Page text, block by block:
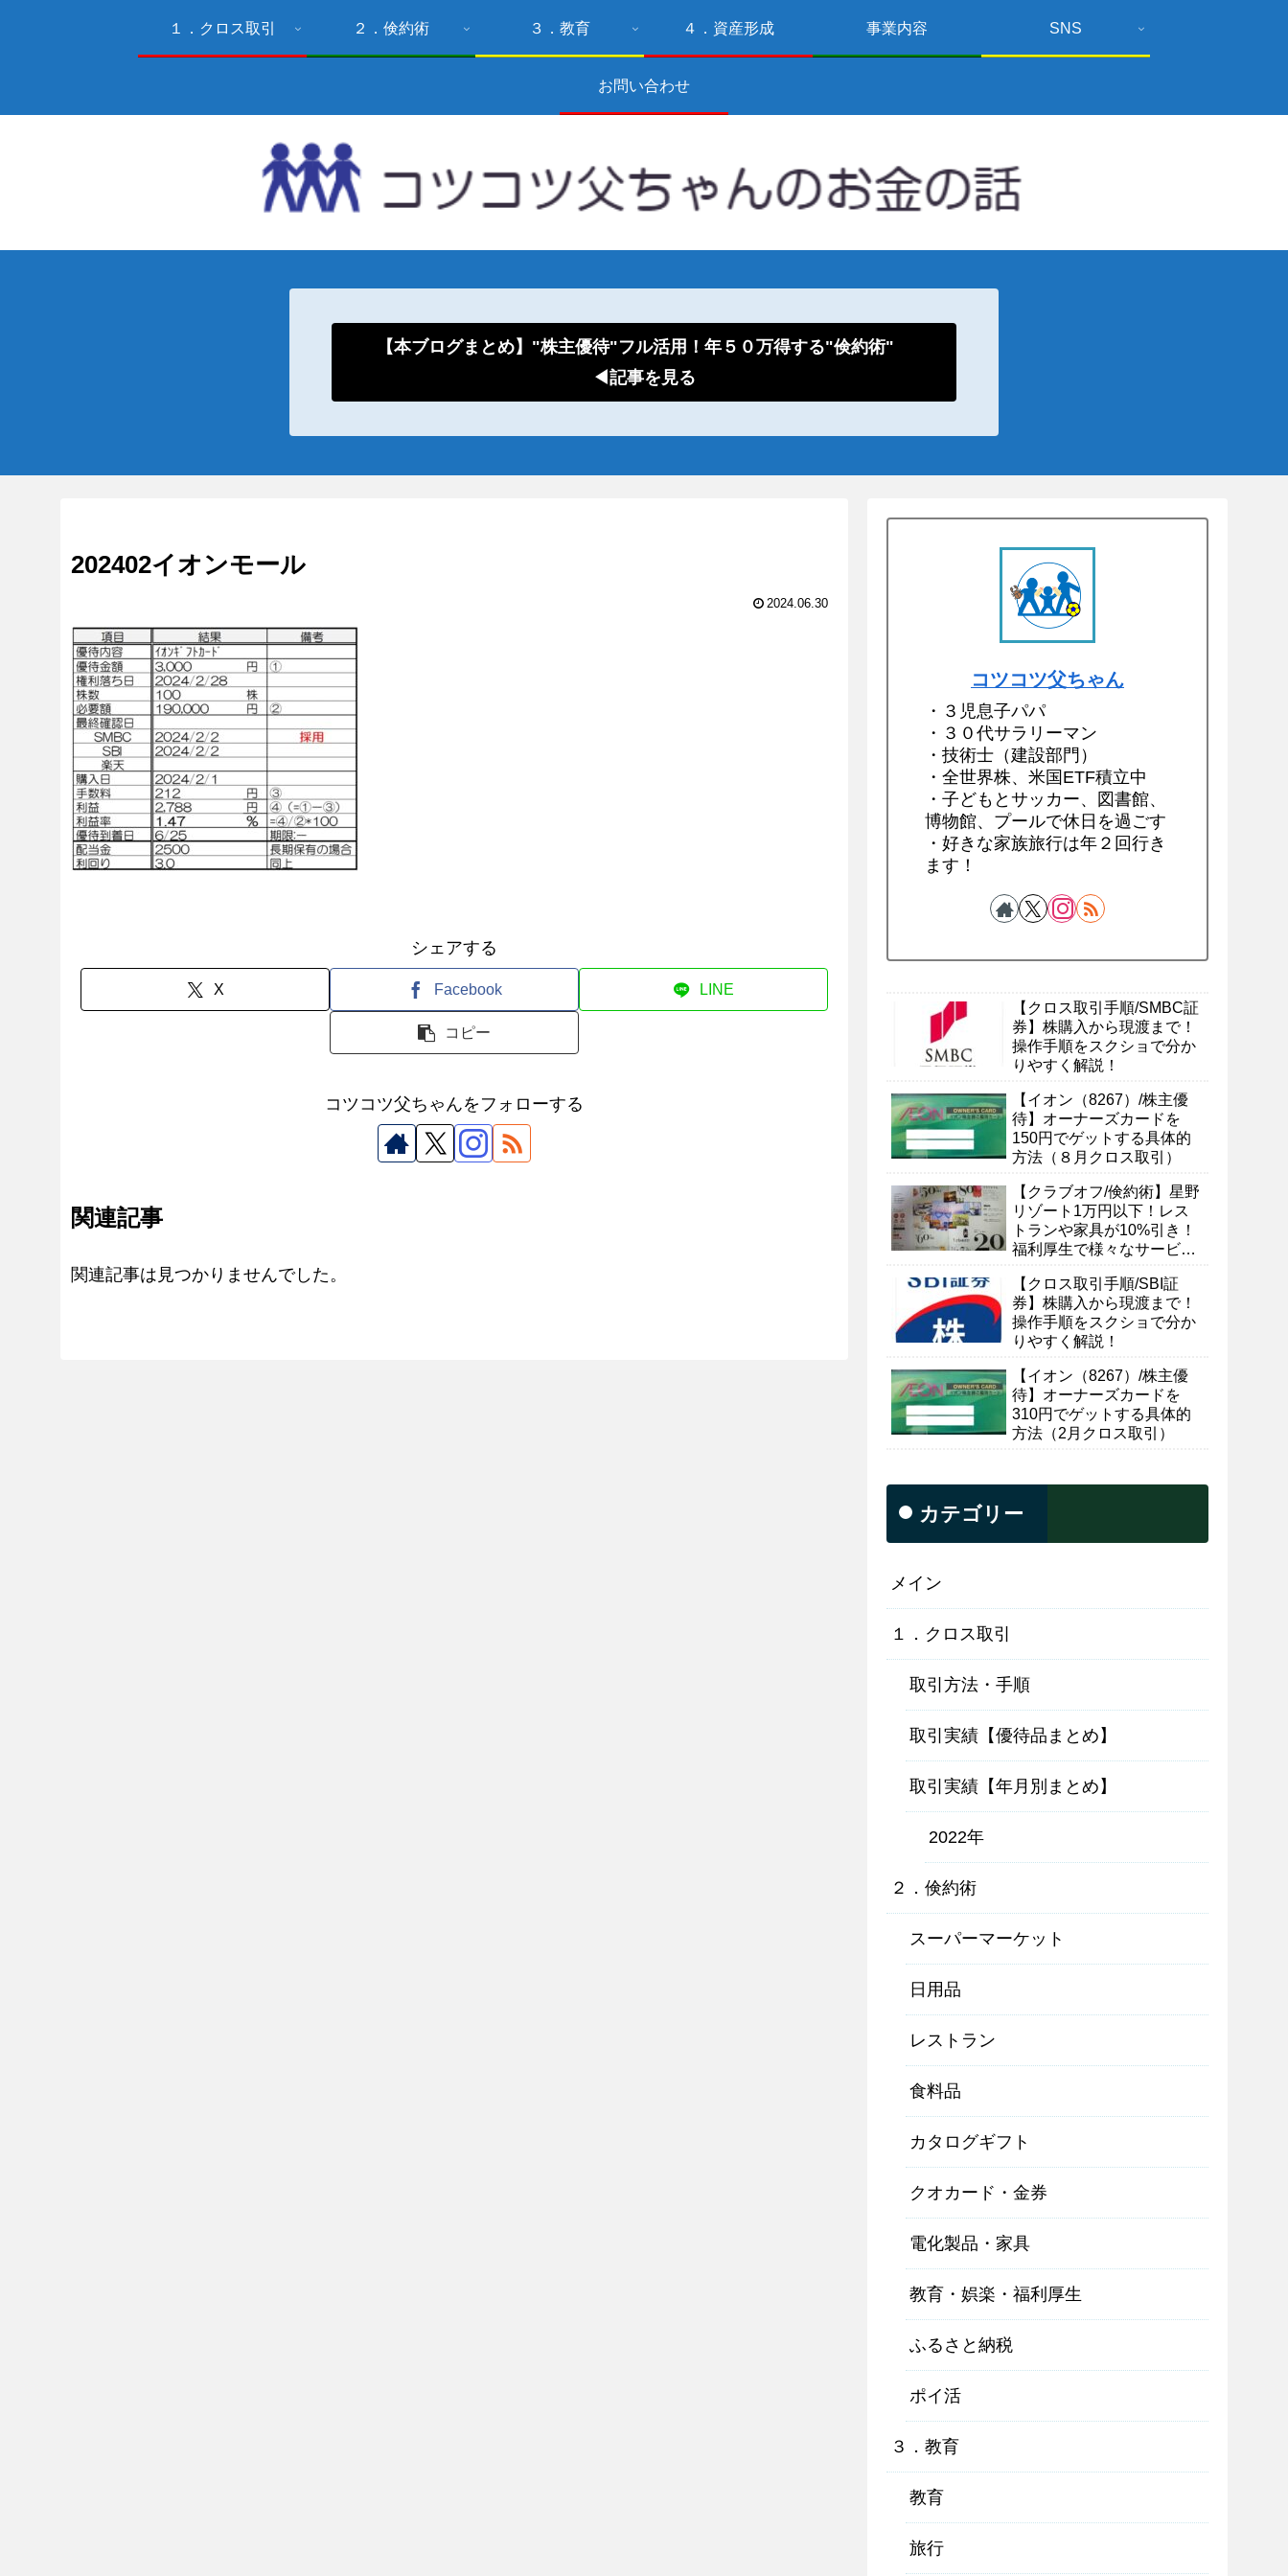
１．クロス取引 ２．倹約術 ３．教育 ４．資産形成 事業内容 SNS
お問い合わせ
【本ブログまとめ】"株主優待"フル活用！年５０万得する"倹約術"
◀記事を見る
202402イオンモール
2024.06.30
シェアする
X Facebook LINE
コピー
コツコツ父ちゃんをフォローする
関連記事
関連記事は見つかりませんでした。
コツコツ父ちゃん
・３児息子パパ
・３０代サラリーマン
・技術士（建設部門）
・全世界株、米国ETF積立中
・子どもとサッカー、図書館、
博物館、プールで休日を過ごす
・好きな家族旅行は年２回行き
ます！
【クロス取引手順/SMBC証
券】株購入から現渡まで！
操作手順をスクショで分か
りやすく解説！
【イオン（8267）/株主優
待】オーナーズカードを
150円でゲットする具体的
方法（８月クロス取引）
【クラブオフ/倹約術】星野
リゾート1万円以下！レス
トランや家具が10%引き！
福利厚生で様々なサービス
【クロス取引手順/SBI証
券】株購入から現渡まで！
操作手順をスクショで分か
りやすく解説！
【イオン（8267）/株主優
待】オーナーズカードを
310円でゲットする具体的
方法（2月クロス取引）
カテゴリー
メイン
１．クロス取引
取引方法・手順
取引実績【優待品まとめ】
取引実績【年月別まとめ】
2022年
２．倹約術
スーパーマーケット
日用品
レストラン
食料品
カタログギフト
クオカード・金券
電化製品・家具
教育・娯楽・福利厚生
ふるさと納税
ポイ活
３．教育
教育
旅行